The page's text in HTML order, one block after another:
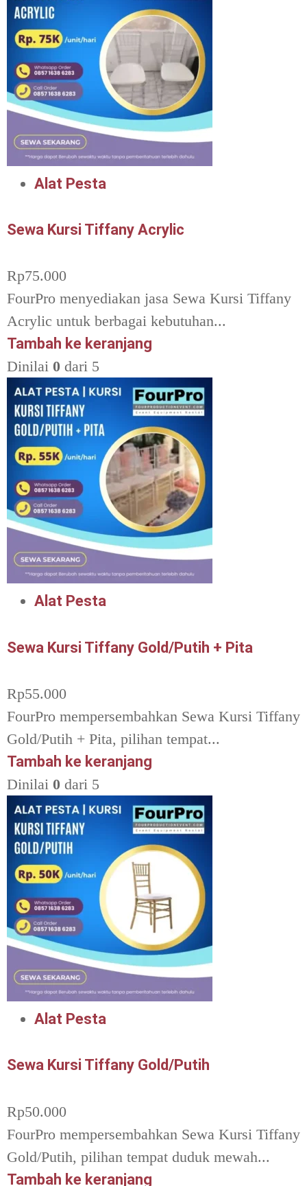
Alat Pesta
Sewa Kursi Tiffany Acrylic
Rp75.000
FourPro menyediakan jasa Sewa Kursi Tiffany
Acrylic untuk berbagai kebutuhan...
Tambah ke keranjang
Dinilai 0 dari 5
Alat Pesta
Sewa Kursi Tiffany Gold/Putih + Pita
Rp55.000
FourPro mempersembahkan Sewa Kursi Tiffany
Gold/Putih + Pita, pilihan tempat...
Tambah ke keranjang
Dinilai 0 dari 5
Alat Pesta
Sewa Kursi Tiffany Gold/Putih
Rp50.000
FourPro mempersembahkan Sewa Kursi Tiffany
Gold/Putih, pilihan tempat duduk mewah...
Tambah ke keranjang